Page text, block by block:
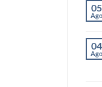
05
Ago
04
Ago